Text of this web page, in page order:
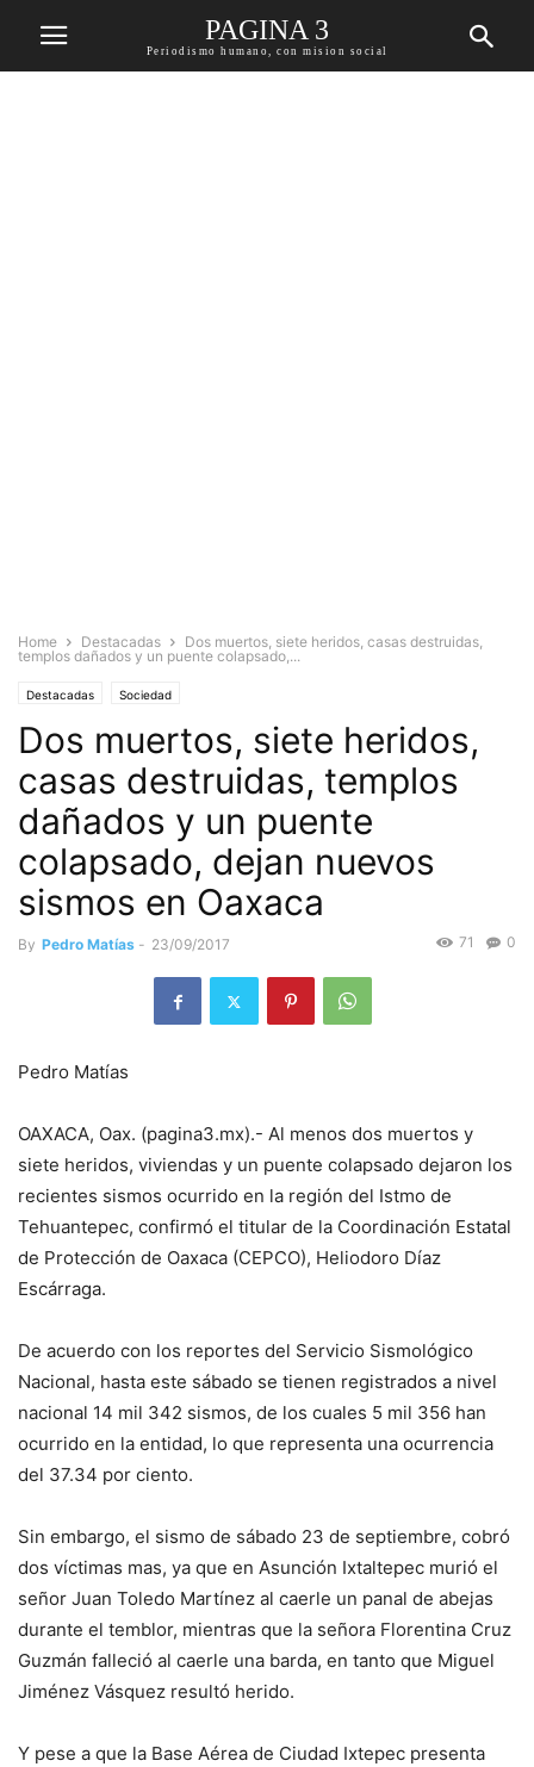
PAGINA 3
Periodismo humano, con mision social
Home Destacadas
Dos muertos, siete heridos, casas destruidas,
templos dañados y un puente colapsado,...
Destacadas Sociedad
Dos muertos, siete heridos,
casas destruidas, templos
dañados y un puente
colapsado, dejan nuevos
sismos en Oaxaca
By Pedro Matías - 23/09/2017 0
71
Pedro Matías
OAXACA, Oax. (pagina3.mx).- Al menos dos muertos y
siete heridos, viviendas y un puente colapsado dejaron los
recientes sismos ocurrido en la región del Istmo de
Tehuantepec, confirmó el titular de la Coordinación Estatal
de Protección de Oaxaca (CEPCO), Heliodoro Díaz
Escárraga.
De acuerdo con los reportes del Servicio Sismológico
Nacional, hasta este sábado se tienen registrados a nivel
nacional 14 mil 342 sismos, de los cuales 5 mil 356 han
ocurrido en la entidad, lo que representa una ocurrencia
del 37.34 por ciento.
Sin embargo, el sismo de sábado 23 de septiembre, cobró
dos víctimas mas, ya que en Asunción Ixtaltepec murió el
señor Juan Toledo Martínez al caerle un panal de abejas
durante el temblor, mientras que la señora Florentina Cruz
Guzmán falleció al caerle una barda, en tanto que Miguel
Jiménez Vásquez resultó herido.
Y pese a que la Base Aérea de Ciudad Ixtepec presenta